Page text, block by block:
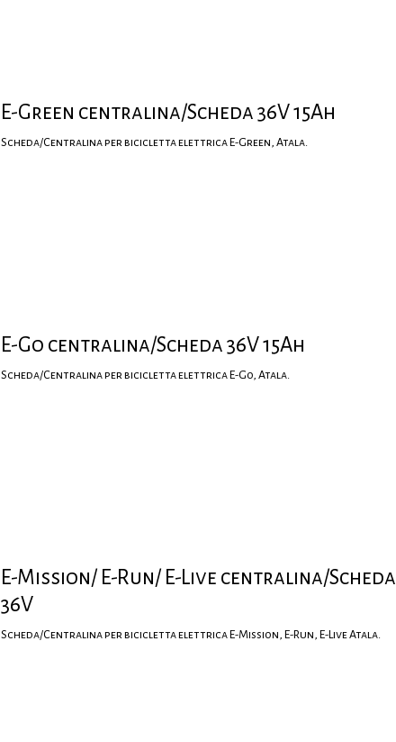
E-Green centralina/Scheda 36V 15Ah
Scheda/Centralina per bicicletta elettrica E-Green, Atala.
E-Go centralina/Scheda 36V 15Ah
Scheda/Centralina per bicicletta elettrica E-Go, Atala.
E-Mission/ E-Run/ E-Live centralina/Scheda
36V
Scheda/Centralina per bicicletta elettrica E-Mission, E-Run, E-Live Atala.